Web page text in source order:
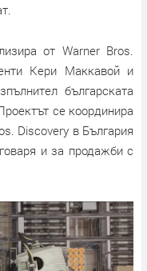
от Warner Bros.
Кери Маккавой и
българската
се координира
Discovery в България
и за продажби с